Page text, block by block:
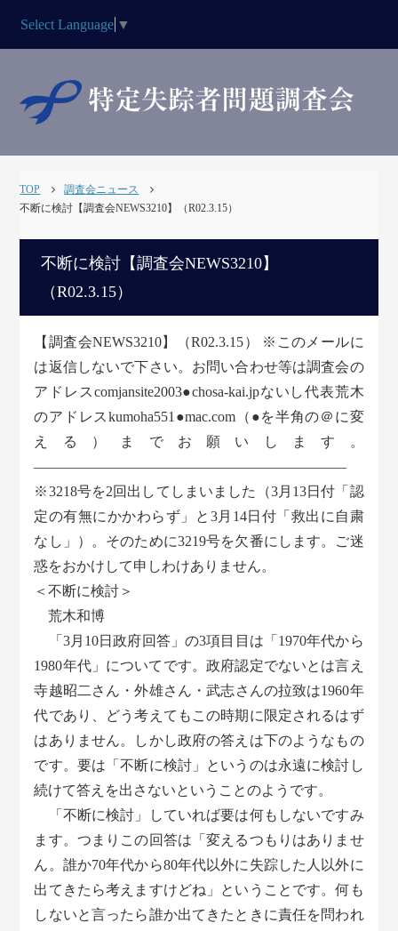
Select Language ▼
TOP
調査会ニュース
不断に検討【調査会NEWS3210】（R02.3.15）
不断に検討【調査会NEWS3210】
（R02.3.15）
【調査会NEWS3210】（R02.3.15） ※このメールに
は返信しないで下さい。お問い合わせ等は調査会の
アドレスcomjansite2003●chosa-kai.jpないし代表荒木
のアドレスkumoha551●mac.com（●を半角の＠に変
える）までお願いします。
——————————————————————
※3218号を2回出してしまいました（3月13日付「認
定の有無にかかわらず」と3月14日付「救出に自粛
なし」）。そのために3219号を欠番にします。ご迷
惑をおかけして申しわけありません。
＜不断に検討＞
荒木和博
「3月10日政府回答」の3項目目は「1970年代から
1980年代」についてです。政府認定でないとは言え
寺越昭二さん・外雄さん・武志さんの拉致は1960年
代であり、どう考えてもこの時期に限定されるはず
はありません。しかし政府の答えは下のようなもの
です。要は「不断に検討」というのは永遠に検討し
続けて答えを出さないということのようです。
「不断に検討」していれば要は何もしないですみ
ます。つまりこの回答は「変えるつもりはありませ
ん。誰か70年代から80年代以外に失踪した人以外に
出てきたら考えますけどね」ということです。何も
しないと言ったら誰か出てきたときに責任を問われ